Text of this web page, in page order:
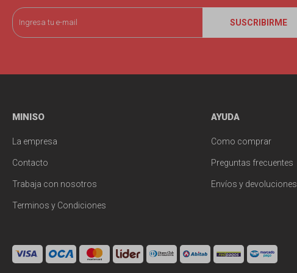
SUSCRIBIRME
MINISO
La empresa
Contacto
Trabaja con nosotros
Terminos y Condiciones
AYUDA
Como comprar
Preguntas frecuentes
Envíos y devoluciones